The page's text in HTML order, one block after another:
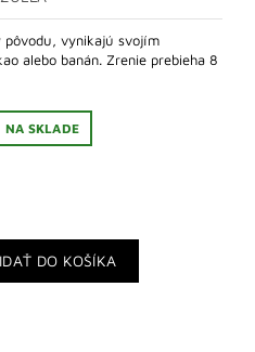
pôvodu, vynikajú svojím
alebo banán. Zrenie prebieha 8
NA SKLADE
DO KOŠÍKA